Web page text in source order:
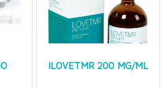
ILOVETMR 200 MG/ML